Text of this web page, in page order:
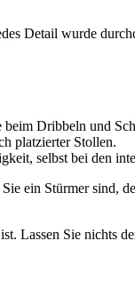
Detail wurde
beim Dribbeln und
platzierter Stollen.
selbst bei den
ein Stürmer sind,
Lassen Sie nichts